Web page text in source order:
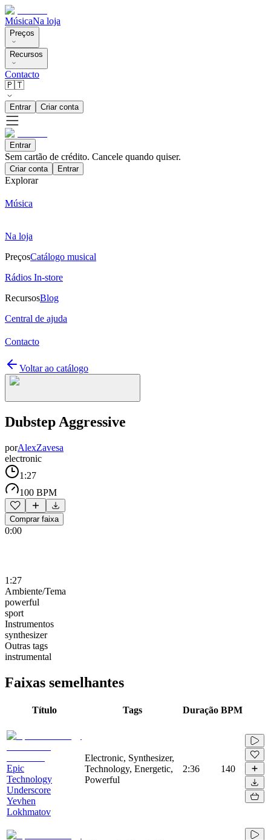
MúsicaNa loja
Preços
Recursos
Contacto
🇵🇹
Entrar Criar conta
Entrar
Sem cartão de crédito. Cancele quando quiser.
Criar conta Entrar
Explorar
Música
Na loja
PreçosCatálogo musical
Rádios In-store
RecursosBlog
Central de ajuda
Contacto
Voltar ao catálogo
Dubstep Aggressive
porAlexZavesa
electronic
1:27
100 BPM
Comprar faixa
0:00
1:27
Ambiente/Tema
powerful
sport
Instrumentos
synthesizer
Outras tags
instrumental
Faixas semelhantes
Título Tags Duração BPM
Epic
Technology
Underscore
Yevhen
Lokhmatov
Electronic, Synthesizer,
Technology, Energetic,
Powerful
2:36 140